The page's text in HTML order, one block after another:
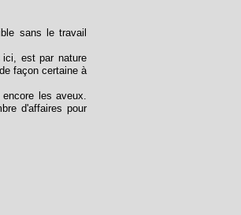
sans le travail
est par nature
façon certaine à
les aveux.
d'affaires pour